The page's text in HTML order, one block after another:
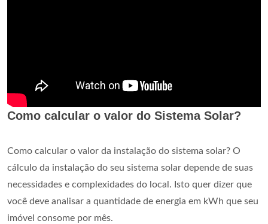
Como calcular o valor do Sistema Solar?
Como calcular o valor da instalação do sistema solar? O
cálculo da instalação do seu sistema solar depende de suas
necessidades e complexidades do local. Isto quer dizer que
você deve analisar a quantidade de energia em kWh que seu
imóvel consome por mês.